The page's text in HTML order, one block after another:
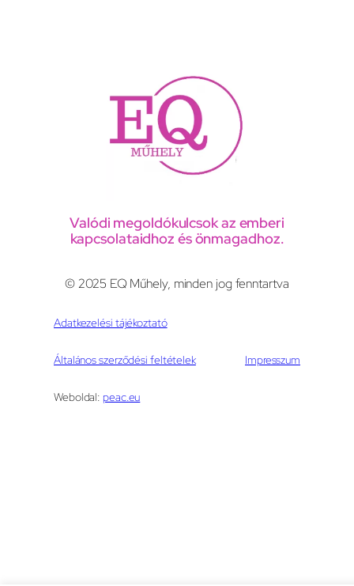
Valódi megoldókulcsok az emberi
kapcsolataidhoz és önmagadhoz.
© 2025 EQ Műhely, minden jog fenntartva
Adatkezelési tájékoztató
Általános szerződési feltételek Impresszum
Weboldal: peac.eu